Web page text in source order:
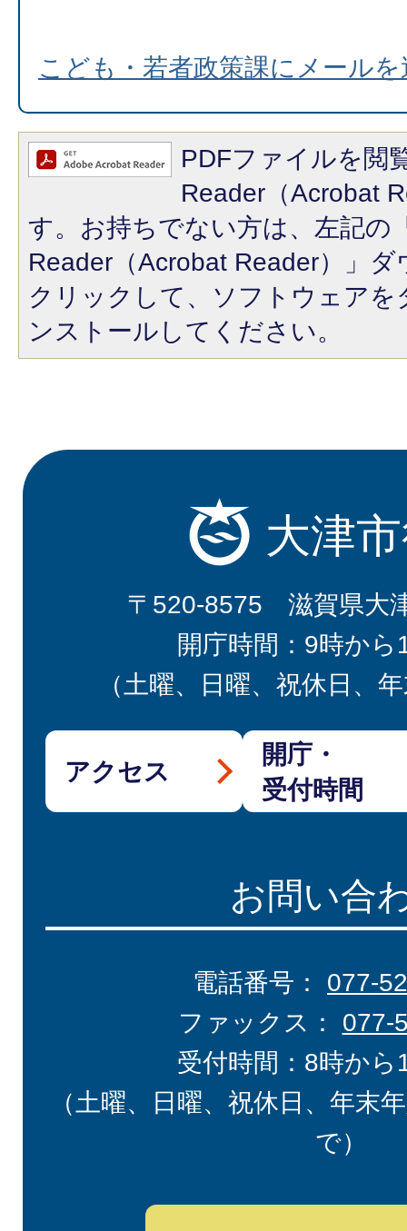
こども・若者政策課にメールを
PDFファイルを閲
Reader（Acrobat
す。お持ちでない方は、左記の
Reader（Acrobat Reader）」
クリックして、ソフトウェア
ンストールしてください。
大津
〒520-8575 滋賀県大
開庁時間：9時から
（土曜、日曜、祝休日、
アクセス
開庁・
受付時間
お問い合
電話番号： 077-
ファックス： 077-
受付時間：8時から
（土曜、日曜、祝休日、年末
で）